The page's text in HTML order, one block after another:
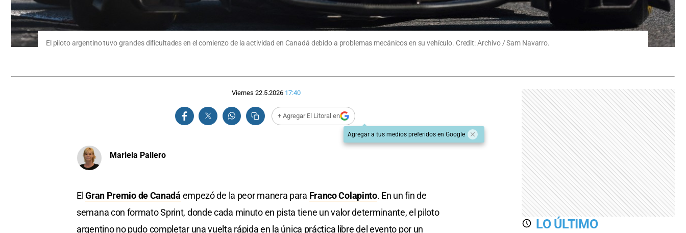
El piloto argentino tuvo grandes dificultades en el comienzo de la actividad en Canadá debido a problemas mecánicos en su vehículo. Credit: Archivo / Sam Navarro.
Viernes 22.5.2026 17:40
+ Agregar El Litoral en
Agregar a tus medios preferidos en Google
Mariela Pallero
ElGran Premio de Canadá empezó de la peor manera para Franco Colapinto. En un fin de
semana con formato Sprint, donde cada minuto en pista tiene un valor determinante, el piloto
argentino no pudo completar una vuelta rápida en la única práctica libre del evento por un
LO ÚLTIMO